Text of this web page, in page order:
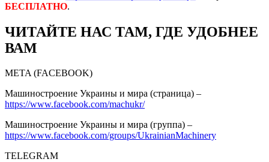
БЕСПЛАТНО.
ЧИТАЙТЕ НАС ТАМ, ГДЕ УДОБНЕЕ
ВАМ
META (FACEBOOK)
Машиностроение Украины и мира (страница) –
https://www.facebook.com/machukr/
Машиностроение Украины и мира (группа) –
https://www.facebook.com/groups/UkrainianMachinery
TELEGRAM